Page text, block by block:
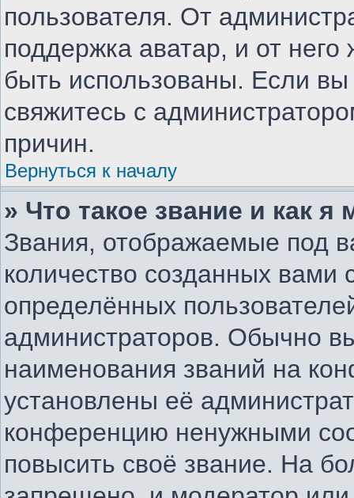
пользователя. От
поддержка аватар, и от него
быть использованы. Если
свяжитесь с
причин.
Вернуться к началу
» Что такое звание и как я
Звания, отображаемые под
количество созданных
определённых
администраторов. Обычно
наименования званий на
установлены её
конференцию ненужными
повысить своё звание. На